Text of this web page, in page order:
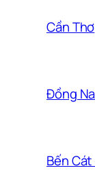
Cần Thơ
Đồng
Bến